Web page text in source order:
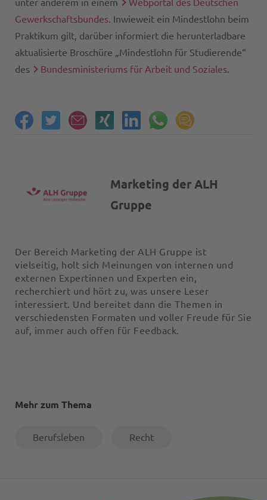
unter anderem in einem
Webportal des Deutschen
Gewerkschaftsbundes. Inwieweit ein Mindestlohn beim
Praktikum gilt, darüber informiert die herunterladbare
aktualisierte Broschüre „Mindestlohn für Studierende“
des
Bundesministeriums für Arbeit und Soziales.
Marketing der ALH
Gruppe
Der Bereich Marketing der ALH Gruppe ist
vielseitig, holt sich Meinungen von internen und
externen Expertinnen und Experten ein,
recherchiert und hört zu, was unsere Leser
interessiert. Und bereitet dann die Themen in
verschiedensten Formaten und voller Freude für Sie
auf, immer auch offen für Feedback.
Mehr zum Thema
Berufsleben Recht